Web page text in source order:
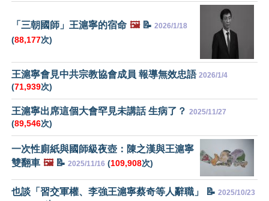
「三朝國師」王滬寧的宿命 🖼️📝 2026/1/18
(88,177次)
王滬寧會見中共宗教協會成員 報導無效忠語 2026/1/4
(71,939次)
王滬寧出席這個大會罕見未講話 生病了？ 2025/11/27
(89,546次)
一次性廁紙與國師級夜壺：陳之漢與王滬寧
雙翻車 🖼️📝 2025/11/16 (109,908次)
也談「習交軍權、李強王滬寧蔡奇等人辭職」 📝 2025/10/23